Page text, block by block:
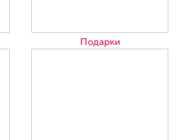
Подарки